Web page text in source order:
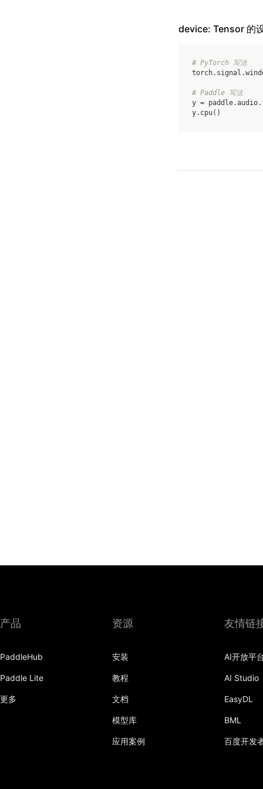
device: Tensor 的
# PyTorch 写法
torch. signal .
# Paddle 写法
y = paddle.audio.
y. cpu()
产品
PaddleHub
Paddle Lite
更多
资源
安装
教程
文档
模型库
应用案例
友情链
AI开放平
AI Studio
EasyDL
BML
百度开发